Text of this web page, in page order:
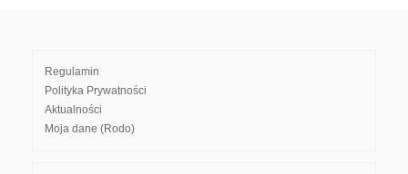
Regulamin
Polityka Prywatności
Aktualności
Moja dane (Rodo)